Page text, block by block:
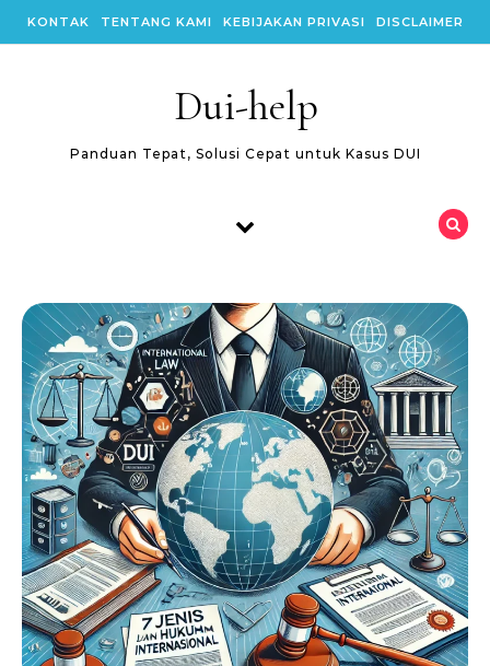
KONTAK TENTANG KAMI KEBIJAKAN PRIVASI DISCLAIMER
Dui-help
Panduan Tepat, Solusi Cepat untuk Kasus DUI